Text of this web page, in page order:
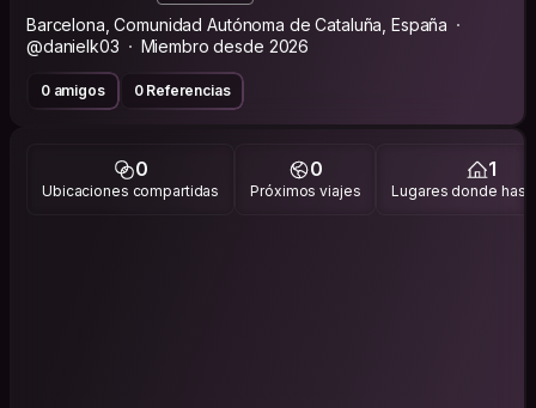
Barcelona, Comunidad Autónoma de Cataluña, España
@danielk03
Miembro desde 2026
0 amigos 0 Referencias
0
Ubicaciones compartidas
0
Próximos viajes
1
Lugares donde has